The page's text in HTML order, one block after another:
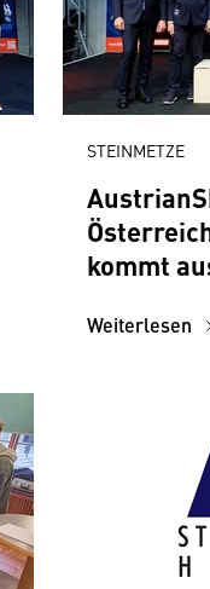
STEINMETZE
kommt
Weiterlesen